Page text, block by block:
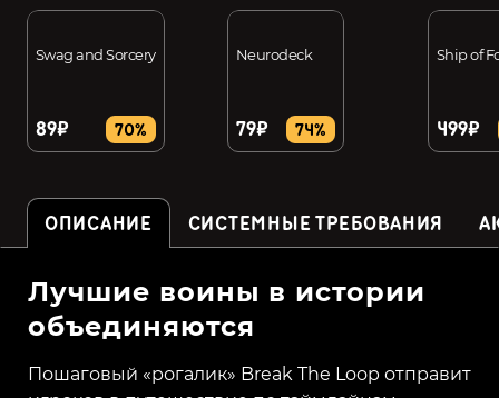
Swag and Sorcery
89₽ 70%
Neurodeck
79₽ 74%
Ship of
499₽
ОПИСАНИЕ СИСТЕМНЫЕ ТРЕБОВАНИЯ
Лучшие воины в истории
объединяются
Пошаговый «рогалик» Break The Loop отправит